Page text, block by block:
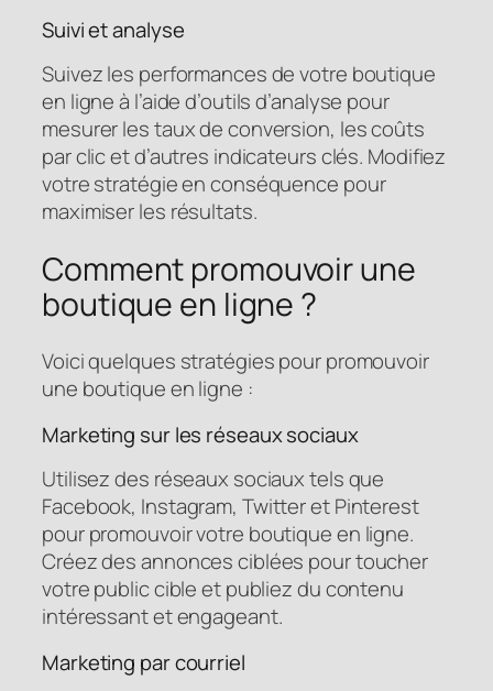
Suivi et analyse
Suivez les performances de votre boutique
en ligne à l’aide d’outils d’analyse pour
mesurer les taux de conversion, les coûts
par clic et d’autres indicateurs clés. Modifiez
votre stratégie en conséquence pour
maximiser les résultats.
Comment promouvoir une
boutique en ligne ?
Voici quelques stratégies pour promouvoir
une boutique en ligne :
Marketing sur les réseaux sociaux
Utilisez des réseaux sociaux tels que
Facebook, Instagram, Twitter et Pinterest
pour promouvoir votre boutique en ligne.
Créez des annonces ciblées pour toucher
votre public cible et publiez du contenu
intéressant et engageant.
Marketing par courriel